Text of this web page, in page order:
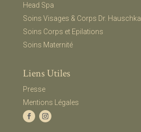
Head Spa
Soins Visages & Corps Dr. Hauschka
Soins Corps et Epilations
Soins Maternité
Liens Utiles
Presse
Mentions Légales